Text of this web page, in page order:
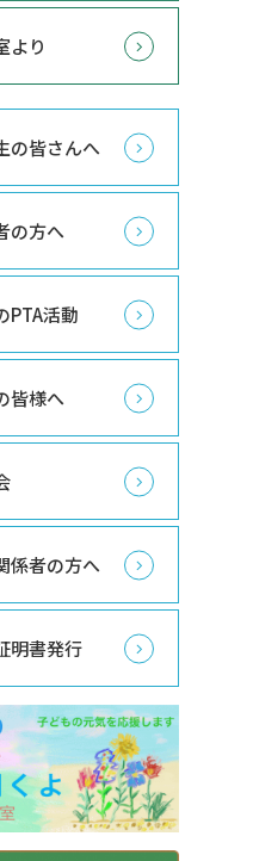
より
の皆さんへ
の方へ
PTA活動
皆様へ
係者の方へ
明書発行